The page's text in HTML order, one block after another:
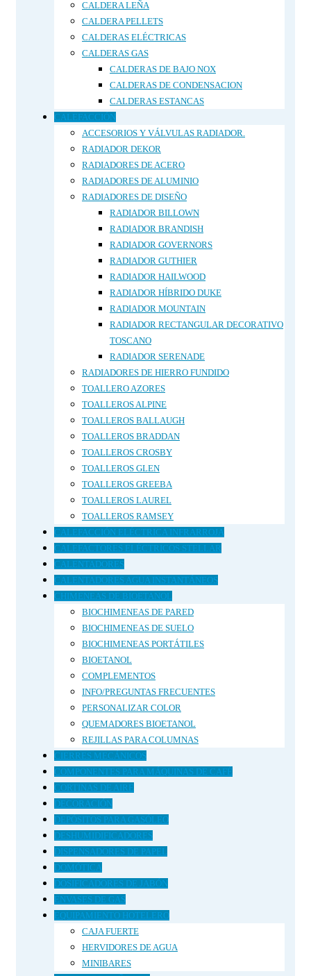
CALDERA LEÑA
CALDERA PELLETS
CALDERAS ELÉCTRICAS
CALDERAS GAS
CALDERAS DE BAJO NOX
CALDERAS DE CONDENSACION
CALDERAS ESTANCAS
CALEFACCIÓN
ACCESORIOS Y VÁLVULAS RADIADOR.
RADIADOR DEKOR
RADIADORES DE ACERO
RADIADORES DE ALUMINIO
RADIADORES DE DISEÑO
RADIADOR BILLOWN
RADIADOR BRANDISH
RADIADOR GOVERNORS
RADIADOR GUTHIER
RADIADOR HAILWOOD
RADIADOR HÍBRIDO DUKE
RADIADOR MOUNTAIN
RADIADOR RECTANGULAR DECORATIVO
TOSCANO
RADIADOR SERENADE
RADIADORES DE HIERRO FUNDIDO
TOALLERO AZORES
TOALLEROS ALPINE
TOALLEROS BALLAUGH
TOALLEROS BRADDAN
TOALLEROS CROSBY
TOALLEROS GLEN
TOALLEROS GREEBA
TOALLEROS LAUREL
TOALLEROS RAMSEY
CALEFACCIÓN ELÉCTRICA INFRARROJA
CALEFACTORES ELÉCTRICOS STELLAR
CALENTADORES
CALENTADORES AGUA INSTANTÁNEOS
CHIMENEAS DE BIOETANOL
BIOCHIMENEAS DE PARED
BIOCHIMENEAS DE SUELO
BIOCHIMENEAS PORTÁTILES
BIOETANOL
COMPLEMENTOS
INFO/PREGUNTAS FRECUENTES
PERSONALIZAR COLOR
QUEMADORES BIOETANOL
REJILLAS PARA COLUMNAS
CIERRES MECÁNICOS
COMPONENTES PARA MÁQUINAS DE CAFÉ
CORTINAS DE AIRE
DECORACIÓN
DEPÓSITOS PARA GASÓLEO
DESHUMIDIFICADORES
DISPENSADORES DE PAPEL
DOMÓTICA
DOSIFICADORES DE JABÓN
ENVASES DE GAS
EQUIPAMIENTO HOTELERO
CAJA FUERTE
HERVIDORES DE AGUA
MINIBARES